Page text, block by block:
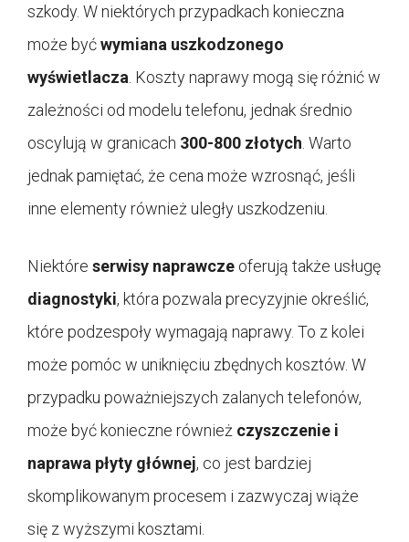
szkody. W niektórych przypadkach konieczna
może byćwymiana uszkodzonego
wyświetlacza . Koszty naprawy mogą się różnić w
zależności od modelu telefonu, jednak średnio
oscylują w granicach 300-800 złotych . Warto
jednak pamiętać, że cena może wzrosnąć, jeśli
inne elementy również uległy uszkodzeniu.
Niektóre serwisy naprawcze oferują także usługę
diagnostyki, która pozwala precyzyjnie określić,
które podzespoły wymagają naprawy. To z kolei
może pomóc w uniknięciu zbędnych kosztów. W
przypadku poważniejszych zalanych telefonów,
może być konieczne również czyszczenie i
naprawa płyty głównej, co jest bardziej
skomplikowanym procesem i zazwyczaj wiąże
się z wyższymi kosztami.